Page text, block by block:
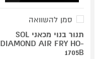
סמן להשוואה
תנור בנוי מכאני SOL
DIAMOND AIR FRY HO-
1705B